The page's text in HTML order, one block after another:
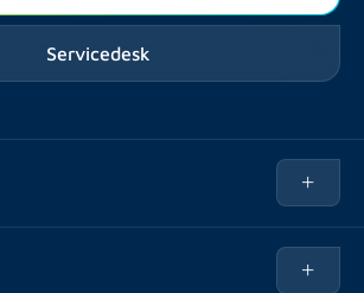
Servicedesk